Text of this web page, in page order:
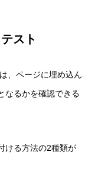
スト
、ページに埋め込ん
なるかを確認できる
ける方法の2種類が